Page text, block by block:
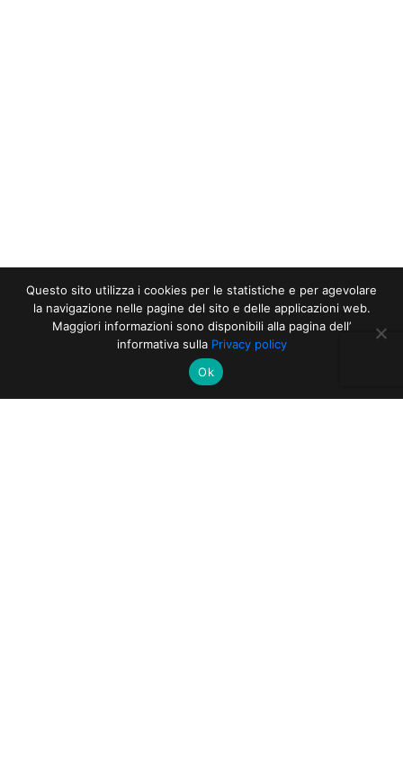
Questo sito utilizza i cookies per le statistiche e per agevolare
la navigazione nelle pagine del sito e delle applicazioni web.
Maggiori informazioni sono disponibili alla pagina dell’
informativa sulla Privacy policy
Ok